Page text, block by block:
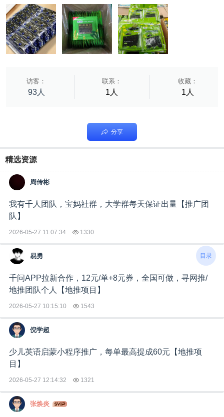
访客：
93人
联系：
1人
收藏：
1人
分享
精选资源
周传彬
我有千人团队，宝妈社群，大学群每天保证出量【推广团
队】
2026-05-27 11:07:34 1330
易勇
千问APP拉新合作，12元/单+8元券，全国可做，寻网推/
地推团队个人【地推项目】
2026-05-27 10:15:10 1543
倪学超
少儿英语启蒙小程序推广，每单最高提成60元【地推项
目】
2026-05-27 12:14:32 1321
张焕炎
目录